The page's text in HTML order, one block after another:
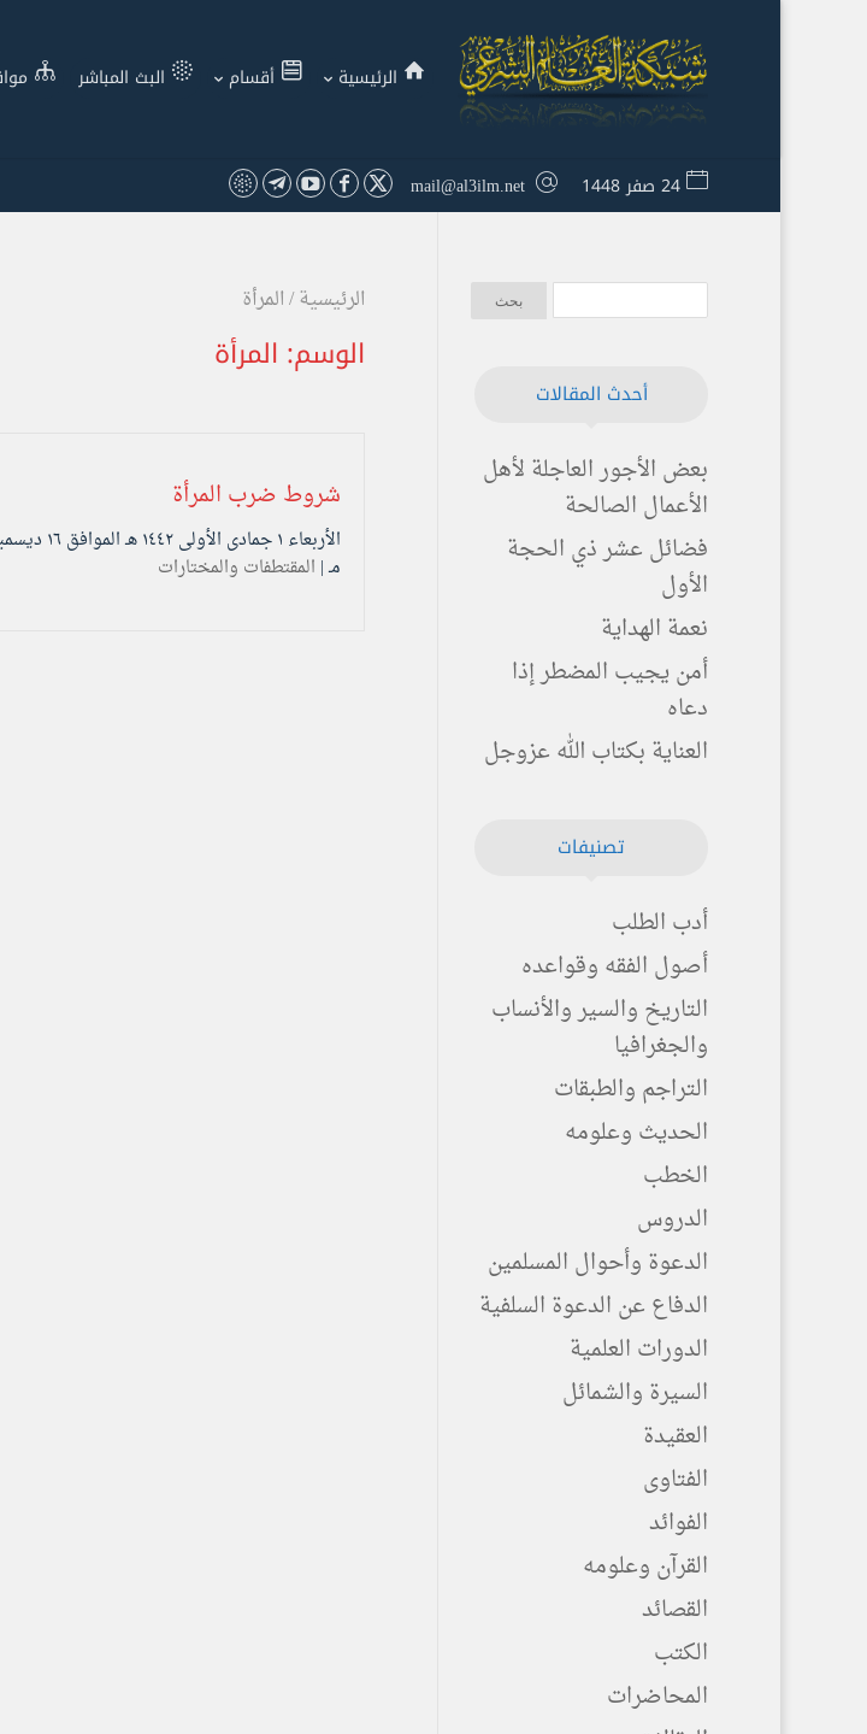
الرئيسية أقسام البث المباشر
24 صفر 1448 mail@al3ilm.net
الرئيسية/المرأة
الوسم: المرأة
شروط ضرب المرأة
مـ | المقتطفات والمختارات
أحدث المقالات
بعض الأجور العاجلة لأهل
الأعمال الصالحة
فضائل عشر ذي الحجة
الأول
نعمة الهداية
أمن يجيب المضطر إذا
دعاه
العناية بكتاب الله عزوجل
تصنيفات
أدب الطلب
أصول الفقه وقواعده
التاريخ والسير والأنساب
والجغرافيا
التراجم والطبقات
الحديث وعلومه
الخطب
الدروس
الدعوة وأحوال المسلمين
الدفاع عن الدعوة السلفية
الدورات العلمية
السيرة والشمائل
العقيدة
الفتاوى
الفوائد
القرآن وعلومه
القصائد
الكتب
المحاضرات